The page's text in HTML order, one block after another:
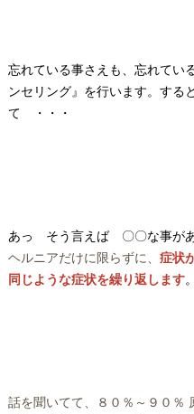
忘れている事さえも、忘れてい
ンセリング』を行います。する
て ・・・
あっ そう言えば 〇〇な事が
ヘルニアだけに限らずに、 症状
同じような症状を繰り返します。
話を聞いてて、８０％～９０％